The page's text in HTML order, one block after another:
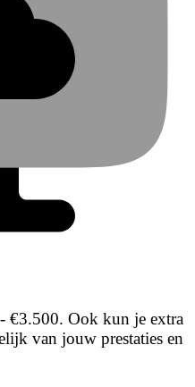
€3.500. Ook kun je extra
van jouw prestaties en